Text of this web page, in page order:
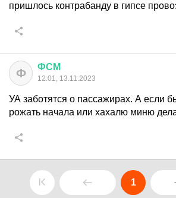
пришлось контрабанду в гипсе
Ф ФСМ
12:01, 13.11.2023
УА заботятся о пассажирах. А если
рожать начала или хахалю миню
1